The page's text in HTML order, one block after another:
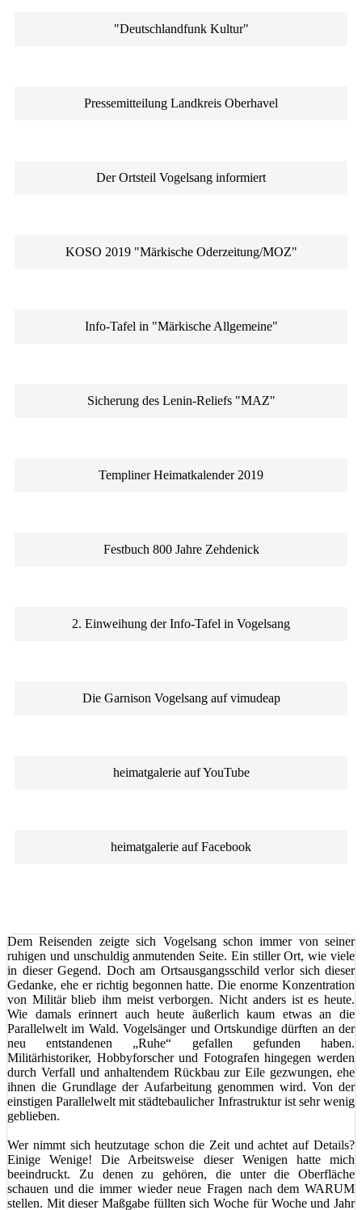
"Deutschlandfunk Kultur"
Pressemitteilung Landkreis Oberhavel
Der Ortsteil Vogelsang informiert
KOSO 2019 "Märkische Oderzeitung/MOZ"
Info-Tafel in "Märkische Allgemeine"
Sicherung des Lenin-Reliefs "MAZ"
Templiner Heimatkalender 2019
Festbuch 800 Jahre Zehdenick
2. Einweihung der Info-Tafel in Vogelsang
Die Garnison Vogelsang auf vimudeap
heimatgalerie auf YouTube
heimatgalerie auf Facebook
Dem Reisenden zeigte sich Vogelsang schon immer von seiner
ruhigen und unschuldig anmutenden Seite. Ein stiller Ort, wie viele
in dieser Gegend. Doch am Ortsausgangsschild verlor sich dieser
Gedanke, ehe er richtig begonnen hatte. Die enorme Konzentration
von Militär blieb ihm meist verborgen. Nicht anders ist es heute.
Wie damals erinnert auch heute äußerlich kaum etwas an die
Parallelwelt im Wald. Vogelsänger und Ortskundige dürften an der
neu entstandenen „Ruhe“ gefallen gefunden haben.
Militärhistoriker, Hobbyforscher und Fotografen hingegen werden
durch Verfall und anhaltendem Rückbau zur Eile gezwungen, ehe
ihnen die Grundlage der Aufarbeitung genommen wird. Von der
einstigen Parallelwelt mit städtebaulicher Infrastruktur ist sehr wenig
geblieben.
Wer nimmt sich heutzutage schon die Zeit und achtet auf Details?
Einige Wenige! Die Arbeitsweise dieser Wenigen hatte mich
beeindruckt. Zu denen zu gehören, die unter die Oberfläche
schauen und die immer wieder neue Fragen nach dem WARUM
stellen. Mit dieser Maßgabe füllten sich Woche für Woche und Jahr